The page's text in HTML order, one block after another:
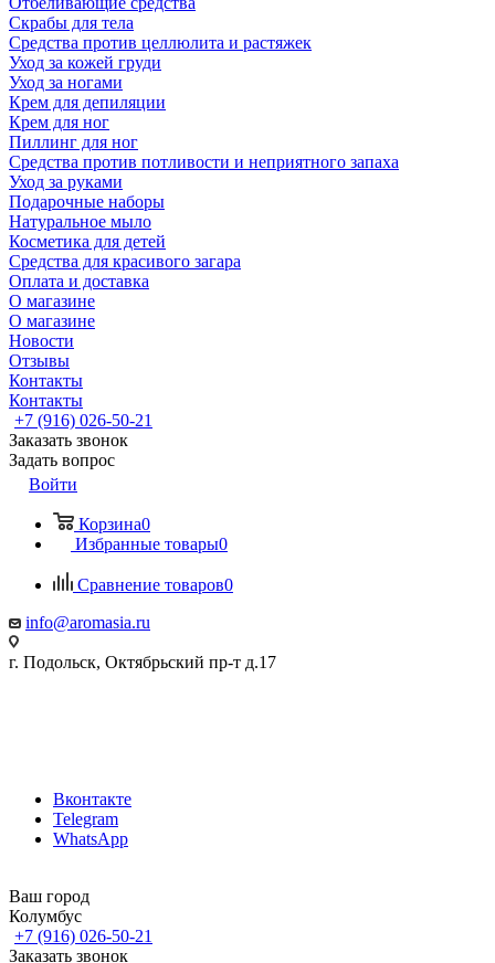
Скрабы для тела
Средства против целлюлита и растяжек
Уход за кожей груди
Уход за ногами
Крем для депиляции
Крем для ног
Пиллинг для ног
Средства против потливости и неприятного запаха
Уход за руками
Подарочные наборы
Натуральное мыло
Косметика для детей
Средства для красивого загара
Оплата и доставка
О магазине
О магазине
Новости
Отзывы
Контакты
Контакты
+7 (916) 026-50-21
Заказать звонок
Задать вопрос
Войти
Корзина0
Избранные товары0
Сравнение товаров0
info@aromasia.ru
г. Подольск, Октябрьский пр-т д.17
Вконтакте
Telegram
WhatsApp
Ваш город
Колумбус
+7 (916) 026-50-21
Заказать звонок